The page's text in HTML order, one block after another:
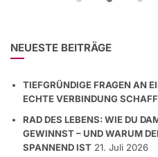
NEUESTE BEITRÄGE
TIEFGRÜNDIGE FRAGEN AN
ECHTE VERBINDUNG
RAD DES LEBENS: WIE DU
GEWINNST – UND WARUM
SPANNEND IST 21. Juli 2026